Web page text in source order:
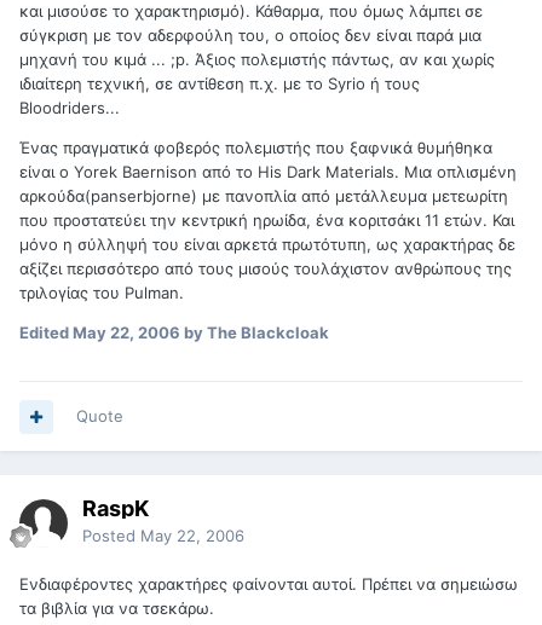
και μισούσε το χαρακτηρισμό). Κάθαρμα, που όμως λάμπει σε
σύγκριση με τον αδερφούλη του, ο οποίος δεν είναι παρά μια
μηχανή του κιμά ... ;p. Άξιος πολεμιστής πάντως, αν και χωρίς
ιδιαίτερη τεχνική, σε αντίθεση π.χ. με το Syrio ή τους
Bloodriders...
Ένας πραγματικά φοβερός πολεμιστής που ξαφνικά θυμήθηκα
είναι ο Yorek Baernison από το His Dark Materials. Μια οπλισμένη
αρκούδα(panserbjorne) με πανοπλία από μετάλλευμα μετεωρίτη
που προστατεύει την κεντρική ηρωίδα, ένα κοριτσάκι 11 ετών. Και
μόνο η σύλληψή του είναι αρκετά πρωτότυπη, ως χαρακτήρας δε
αξίζει περισσότερο από τους μισούς τουλάχιστον ανθρώπους της
τριλογίας του Pulman.
EditedMay 22, 2006 by The Blackcloak
Quote
RaspK
Posted May 22, 2006
Ενδιαφέροντες χαρακτήρες φαίνονται αυτοί. Πρέπει να σημειώσω
τα βιβλία για να τσεκάρω.